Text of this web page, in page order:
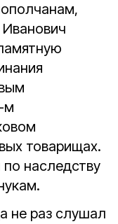
м
товарищах.
по наследству
не раз слушал